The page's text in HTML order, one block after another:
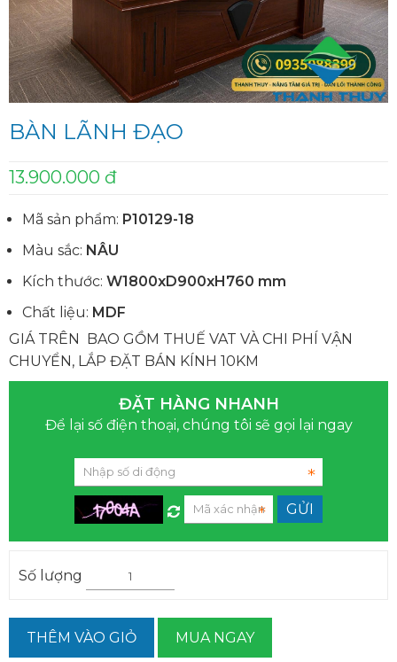
BÀN LÃNH ĐẠO
13.900.000 đ
Mã sản phẩm: P10129-18
Màu sắc: NÂU
Kích thước: W1800xD900xH760 mm
Chất liệu: MDF
GIÁ TRÊN BAO GỒM THUẾ VAT VÀ CHI PHÍ VẬN
CHUYỂN, LẮP ĐẶT BÁN KÍNH 10KM
ĐẶT HÀNG NHANH
Để lại số điện thoại, chúng tôi sẽ gọi lại ngay
Số lượng
THÊM VÀO GIỎ MUA NGAY